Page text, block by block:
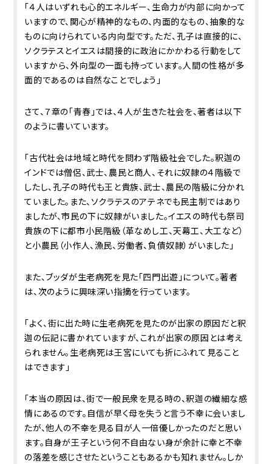
「４人はいずれも心的エネルギー、生命力が内部に向かって
いますので、関心が精神的なもの、内面的なもの、抽象的な
ものに向けられている内向型です。ただ、孔子は直接的に、
ソクラテスとイエスは間接的に政治にかかわる行動をして
いますから、外向型の一面も持っています。人間の性格が多
面的であるのは自然なことでしょう」
さて、７章の「青春」では、４人が生きた社会を、著者は以下
のように書いています。
「古代社会は地域と時代を問わず階級社会でした。釈迦の
インドでは僧侶、武士、農民と商人、それに奴隷の４階級で
したし、孔子の時代も王と貴族、武士、農民の階級に分かれ
ていました。また、ソクラテスのアテネでも民主制ではあり
ましたが、市民の下に奴隷がいました。イエスの時代も祭司
貴族の下に都市小民階級（革なめし工、天幕工、大工など）
と小農民（小作人、漁民、労働者、負債奴隷）がいました」
また、ブッダが生老病死を見た「四門出遊」について。著者
は、次のように興味深い指摘を行っています。
「よく、街に出た時に生老病死を見たのが出家の原因だと釈
迦の伝記に書かれていますが、これが出家の原因とは考え
られません。生老病死は王宮にいても折にふれて見ること
はできます」
「本当の原因は、街で一般民衆を見る時の、釈迦の繊細な感
情にあるのです。自信が早く母を失うと言う不幸に会いまし
たが、他人の不幸を見る目が人一倍優しかったのだと思い
ます。自身が王子という何不自由ない身が余計に幸と不幸
の落差を感じさせたということもあるかも知れません。しか